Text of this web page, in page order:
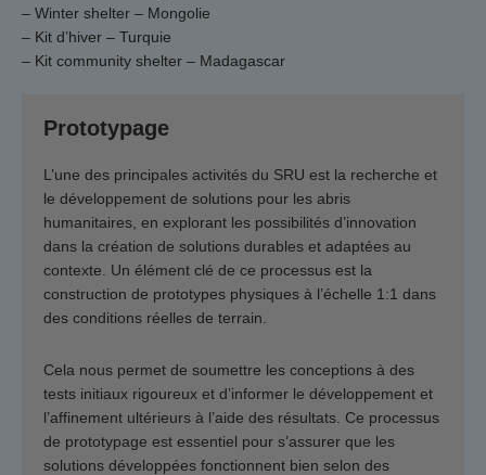
– Winter shelter – Mongolie
– Kit d’hiver – Turquie
– Kit community shelter – Madagascar
Prototypage
L’une des principales activités du SRU est la recherche et
le développement de solutions pour les abris
humanitaires, en explorant les possibilités d’innovation
dans la création de solutions durables et adaptées au
contexte. Un élément clé de ce processus est la
construction de prototypes physiques à l’échelle 1:1 dans
des conditions réelles de terrain.
Cela nous permet de soumettre les conceptions à des
tests initiaux rigoureux et d’informer le développement et
l’affinement ultérieurs à l’aide des résultats. Ce processus
de prototypage est essentiel pour s’assurer que les
solutions développées fonctionnent bien selon des